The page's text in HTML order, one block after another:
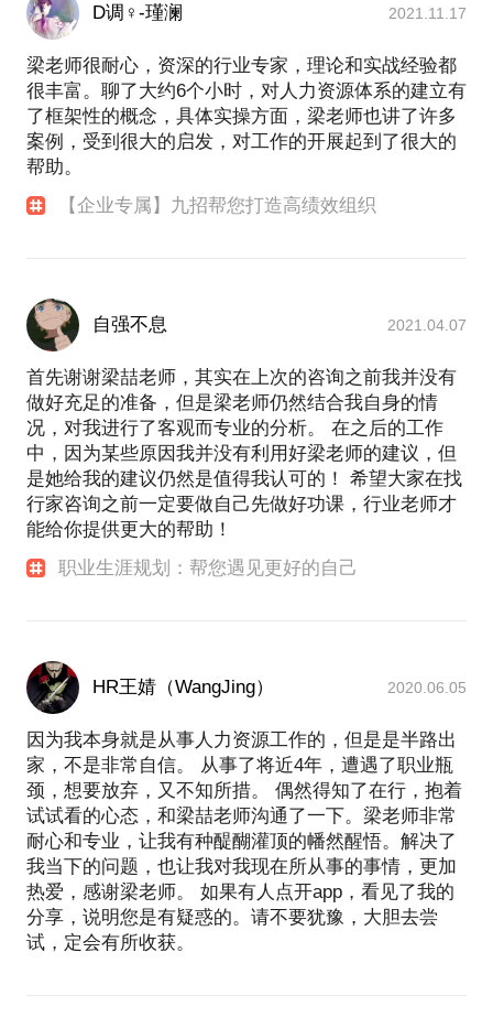
D调♀-瑾澜 2021.11.17
梁老师很耐心，资深的行业专家，理论和实战经验都
很丰富。聊了大约6个小时，对人力资源体系的建立有
了框架性的概念，具体实操方面，梁老师也讲了许多
案例，受到很大的启发，对工作的开展起到了很大的
帮助。
【企业专属】九招帮您打造高绩效组织
自强不息 2021.04.07
首先谢谢梁喆老师，其实在上次的咨询之前我并没有
做好充足的准备，但是梁老师仍然结合我自身的情
况，对我进行了客观而专业的分析。 在之后的工作
中，因为某些原因我并没有利用好梁老师的建议，但
是她给我的建议仍然是值得我认可的！ 希望大家在找
行家咨询之前一定要做自己先做好功课，行业老师才
能给你提供更大的帮助！
职业生涯规划：帮您遇见更好的自己
HR王婧（WangJing） 2020.06.05
因为我本身就是从事人力资源工作的，但是是半路出
家，不是非常自信。 从事了将近4年，遭遇了职业瓶
颈，想要放弃，又不知所措。 偶然得知了在行，抱着
试试看的心态，和梁喆老师沟通了一下。梁老师非常
耐心和专业，让我有种醍醐灌顶的幡然醒悟。解决了
我当下的问题，也让我对我现在所从事的事情，更加
热爱，感谢梁老师。 如果有人点开app，看见了我的
分享，说明您是有疑惑的。请不要犹豫，大胆去尝
试，定会有所收获。